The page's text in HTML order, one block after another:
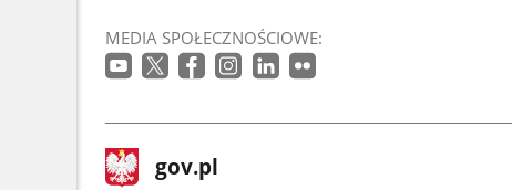
MEDIA SPOŁECZNOŚCIOWE:
stopka
gov.pl Strona
gov.pl